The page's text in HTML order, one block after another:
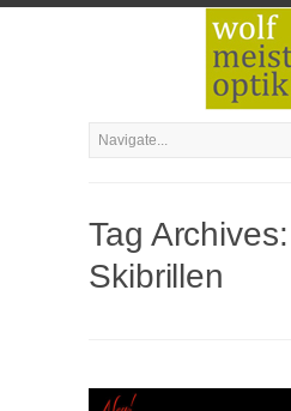
Tag Archives:
Skibrillen